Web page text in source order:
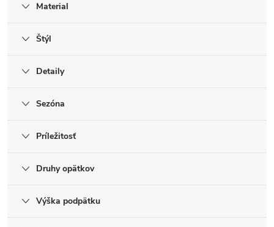
Material
Štýl
Detaily
Sezóna
Príležitosť
Druhy opätkov
Výška podpätku